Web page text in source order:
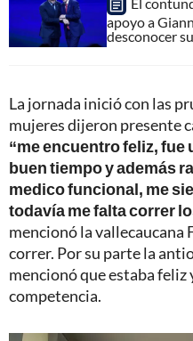
apoyo a
desconocer
La jornada inició con las
mujeres dijeron presente
“me encuentro feliz, fue
buen tiempo y además
medico funcional, me
todavía me falta correr
mencionó la vallecaucana
correr. Por su parte la
mencionó que estaba feliz
competencia.